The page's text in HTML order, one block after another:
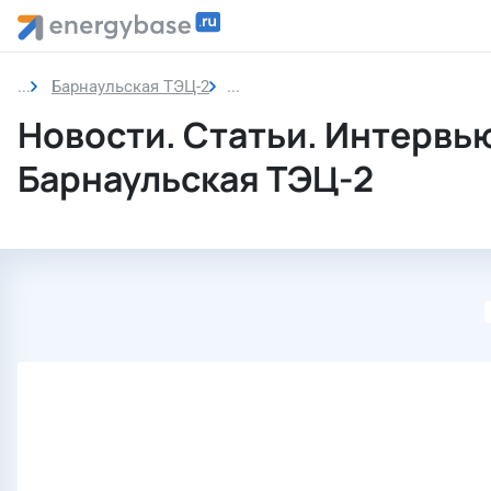
Барнаульская ТЭЦ-2 Новости
Новости. Статьи.
Барнаульская ТЭЦ-2